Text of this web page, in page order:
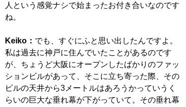
人という感覚ナシで始まったお付き合いなのです
ね。
Keiko： でも、すぐにふと思い出したんですよ。
私は過去に神戸に住んでいたことがあるのです
が、ちょうど大阪にオープンしたばかりのファッ
ションビルがあって、そこに立ち寄った際、その
ビルの天井から3メートルはあろうかっていうく
らいの巨大な垂れ幕が下がっていて。その垂れ幕